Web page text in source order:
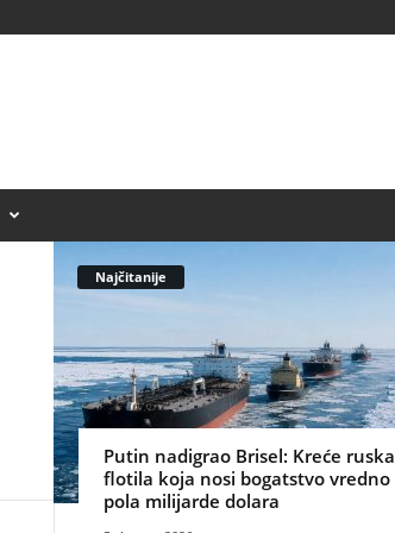
Najčitanije
Putin nadigrao Brisel: Kreće ruska
flotila koja nosi bogatstvo vredno
pola milijarde dolara